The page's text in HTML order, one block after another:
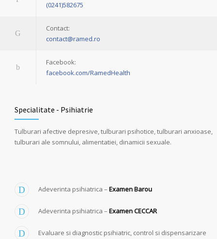
(0241)582675
Contact:
contact@ramed.ro
Facebook:
facebook.com/RamedHealth
Specialitate - Psihiatrie
Tulburari afective depresive, tulburari psihotice, tulburari anxioase,
tulburari ale somnului, alimentatiei, dinamicii sexuale.
Adeverinta psihiatrica – Examen Barou
Adeverinta psihiatrica – ExamenCECCAR
Evaluare si diagnostic psihiatric, control si dispensarizare